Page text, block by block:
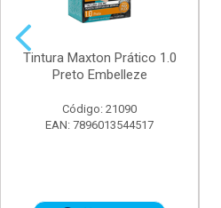
Tintura Maxton Prático 1.0
Preto Embelleze
Código: 21090
EAN: 7896013544517